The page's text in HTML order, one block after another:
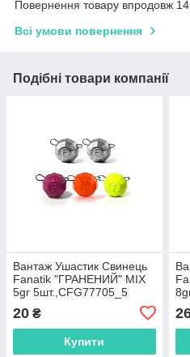
Повернення товару впродовж 14
Всі умови повернення
Подібні товари компанії
Вантаж Ушастик Свинець
Fanatik "ГРАНЕНИЙ" MIX
5gr 5шт.,CFG77705_5
20 ₴
Купити